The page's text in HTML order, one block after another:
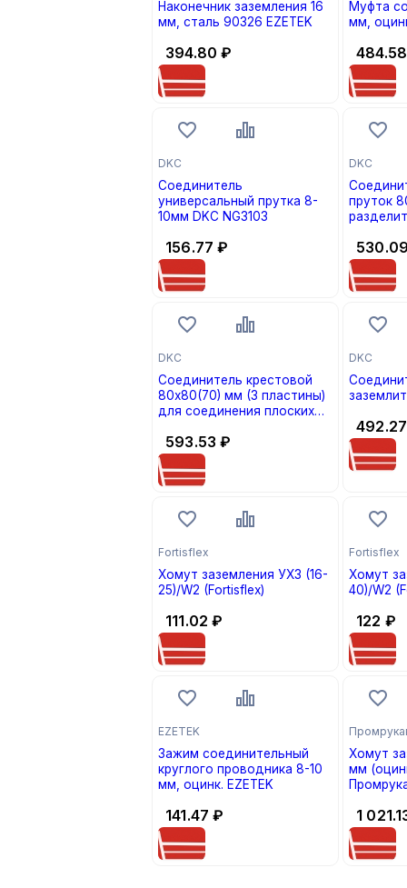
Наконечник заземления 16
мм, сталь 90326 EZETEK
394.80 ₽
Муфта
мм,
484.58
DKC
Соединитель
универсальный прутка 8-
10мм DKC NG3103
156.77 ₽
DKC
пруток
DKC
Соединитель крестовой
80х80(70) мм (3 пластины)
для соединения плоских
50 мм DKC
593.53 ₽
DKC
492.27
Fortisflex
Хомут заземления УХЗ (16-
25)/W2 (Fortisflex)
111.02 ₽
Fortisflex
Хомут
40)/W2
122 ₽
EZETEK
Зажим соединительный
круглого проводника 8-10
мм, оцинк. EZETEK
141.47 ₽
Хомут
мм
1